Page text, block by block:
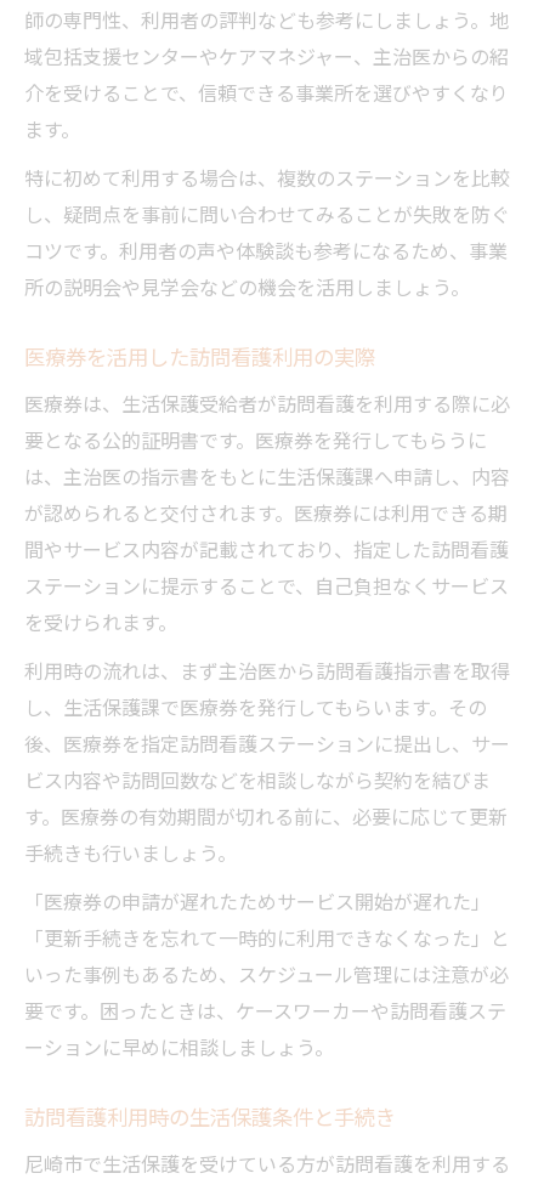
師の専門性、利用者の評判なども参考にしましょう。地
域包括支援センターやケアマネジャー、主治医からの紹
介を受けることで、信頼できる事業所を選びやすくなり
ます。
特に初めて利用する場合は、複数のステーションを比較
し、疑問点を事前に問い合わせてみることが失敗を防ぐ
コツです。利用者の声や体験談も参考になるため、事業
所の説明会や見学会などの機会を活用しましょう。
医療券を活用した訪問看護利用の実際
医療券は、生活保護受給者が訪問看護を利用する際に必
要となる公的証明書です。医療券を発行してもらうに
は、主治医の指示書をもとに生活保護課へ申請し、内容
が認められると交付されます。医療券には利用できる期
間やサービス内容が記載されており、指定した訪問看護
ステーションに提示することで、自己負担なくサービス
を受けられます。
利用時の流れは、まず主治医から訪問看護指示書を取得
し、生活保護課で医療券を発行してもらいます。その
後、医療券を指定訪問看護ステーションに提出し、サー
ビス内容や訪問回数などを相談しながら契約を結びま
す。医療券の有効期間が切れる前に、必要に応じて更新
手続きも行いましょう。
「医療券の申請が遅れたためサービス開始が遅れた」
「更新手続きを忘れて一時的に利用できなくなった」と
いった事例もあるため、スケジュール管理には注意が必
要です。困ったときは、ケースワーカーや訪問看護ステ
ーションに早めに相談しましょう。
訪問看護利用時の生活保護条件と手続き
尼崎市で生活保護を受けている方が訪問看護を利用する